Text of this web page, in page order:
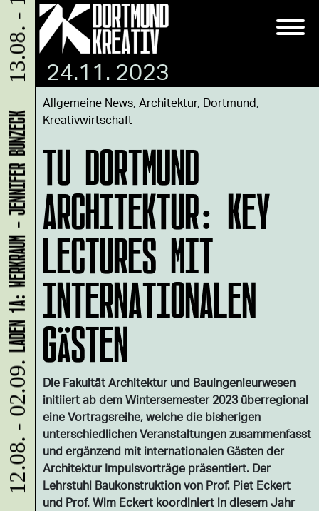
24.11. 2023
Allgemeine News, Architektur, Dortmund,
Kreativwirtschaft
TU DORTMUND
ARCHITEKTUR: KEY
LECTURES MIT
INTERNATIONALEN
GÄSTEN
Die Fakultät Architektur und Bauingenieurwesen
initiiert ab dem Wintersemester 2023 überregional
eine Vortragsreihe, welche die bisherigen
unterschiedlichen Veranstaltungen zusammenfasst
und ergänzend mit internationalen Gästen der
Architektur Impulsvorträge präsentiert. Der
Lehrstuhl Baukonstruktion von Prof. Piet Eckert
und Prof. Wim Eckert koordiniert in diesem Jahr
12.08. - 02.09.
LADEN 1A: WERKRAUM - JENNIFER BUNZECK